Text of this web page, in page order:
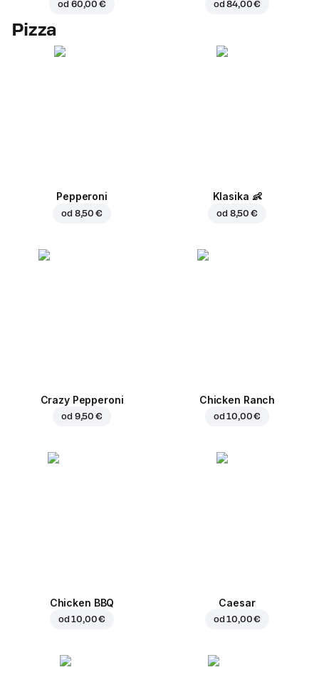
od 60,00 € od84,00 €
Pizza
Pepperoni
od 8,50 €
Klasika 👶
od 8,50 €
Crazy Pepperoni
od 9,50 €
Chicken Ranch
od10,00 €
Chicken BBQ
od10,00 €
Caesar
od10,00 €